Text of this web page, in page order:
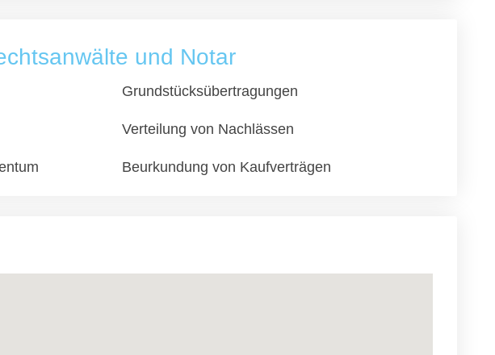
und Notar
Grundstücksübertragungen
Verteilung von Nachlässen
Beurkundung von Kaufverträgen